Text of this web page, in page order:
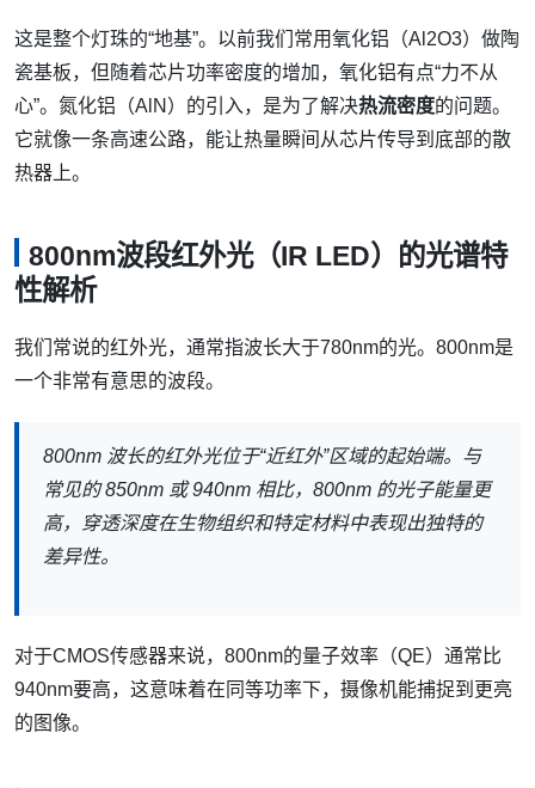
这是整个灯珠的“地基”。以前我们常用氧化铝（Al2O3）做陶
瓷基板，但随着芯片功率密度的增加，氧化铝有点“力不从
心”。氮化铝（AlN）的引入，是为了解决热流密度的问题。
它就像一条高速公路，能让热量瞬间从芯片传导到底部的散
热器上。
800nm波段红外光（IR LED）的光谱特
性解析
我们常说的红外光，通常指波长大于780nm的光。800nm是
一个非常有意思的波段。
800nm 波长的红外光位于“近红外”区域的起始端。与
常见的 850nm 或 940nm 相比，800nm 的光子能量更
高，穿透深度在生物组织和特定材料中表现出独特的
差异性。
对于CMOS传感器来说，800nm的量子效率（QE）通常比
940nm要高，这意味着在同等功率下，摄像机能捕捉到更亮
的图像。